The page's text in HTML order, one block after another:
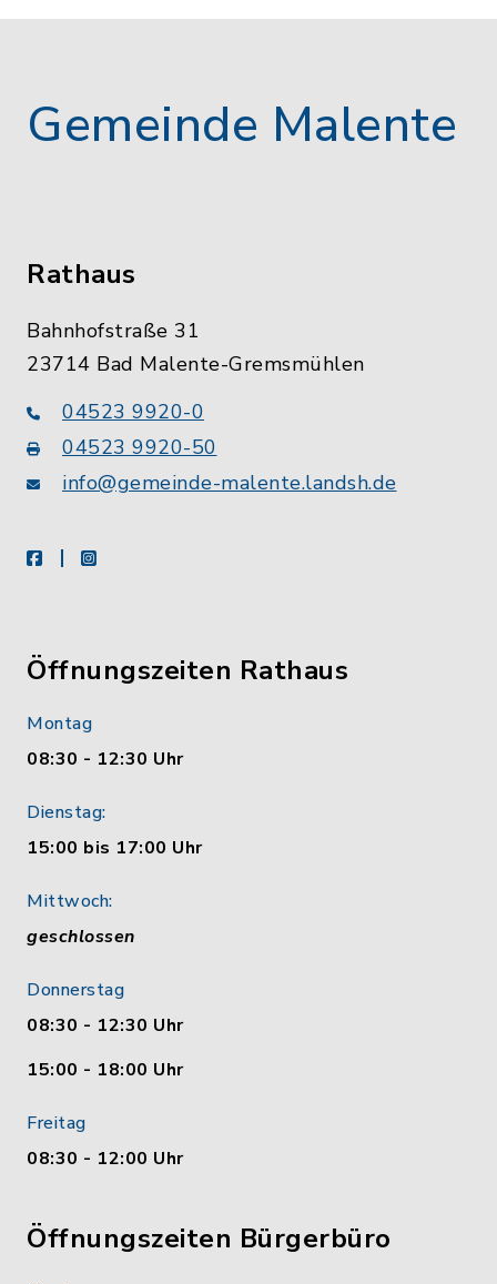
Gemeinde Malente
Rathaus
Bahnhofstraße 31
23714 Bad Malente-Gremsmühlen
04523 9920-0
04523 9920-50
info@gemeinde-malente.landsh.de
facebookinstagram
Öffnungszeiten Rathaus
Montag
08:30 - 12:30 Uhr
Dienstag:
15:00 bis 17:00 Uhr
Mittwoch:
geschlossen
Donnerstag
08:30 - 12:30 Uhr
15:00 - 18:00 Uhr
Freitag
08:30 - 12:00 Uhr
Öffnungszeiten Bürgerbüro